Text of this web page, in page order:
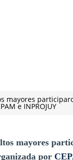
mayores
e INPROJUY
mayores
por